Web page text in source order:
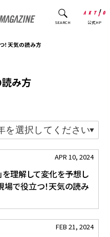
SEARCH 公式HP
！天気の読み方
読み方
APR 10, 2024
を理解して変化を予想し
場で役立つ！天気の読み
FEB 21, 2024